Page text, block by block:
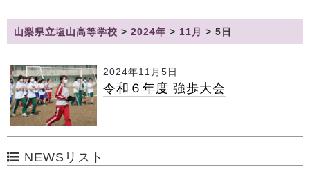
山梨県立塩山高等学校 > 2024年 > 11月 > 5日
2024年11月5日
令和６年度 強歩大会
NEWSリスト